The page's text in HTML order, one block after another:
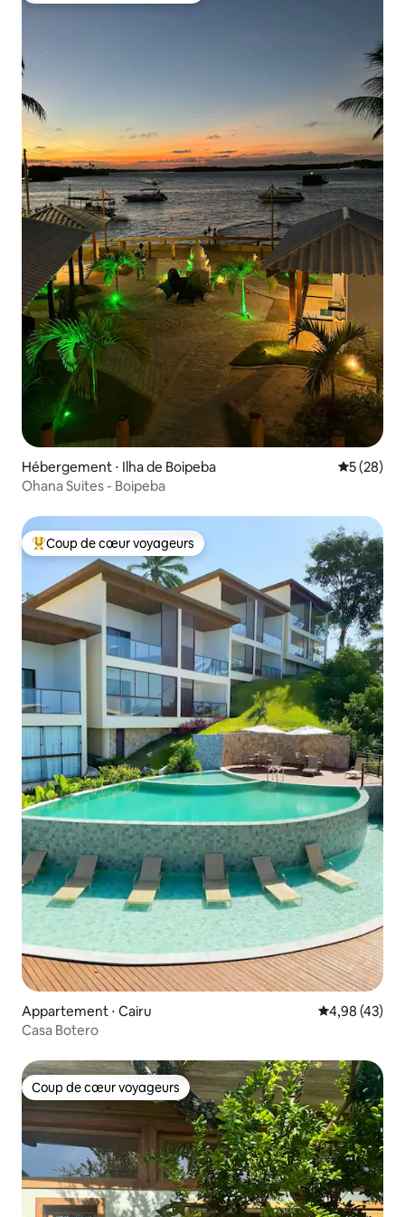
Hébergement ⋅ Ilha de Boipeba
5 (28)
Ohana Suites - Boipeba
Coups de cœur voyageurs les plus appréciés
Coup de cœur voyageurs
Appartement ⋅ Cairu Évaluation
4,98 (43)
Casa Botero
Coup de cœur voyageurs
Coup de cœur voyageurs